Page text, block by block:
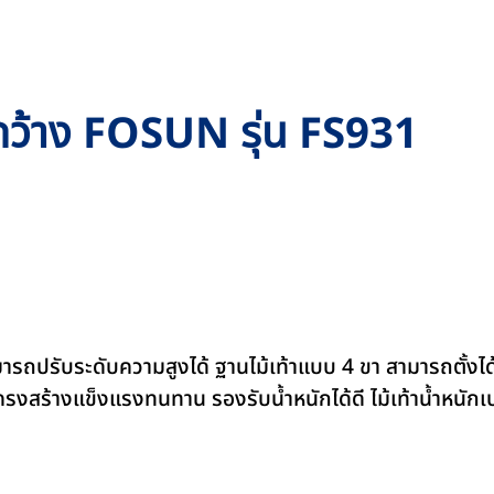
าง FOSUN รุ่น FS931
รถปรับระดับความสูงได้ ฐานไม้เท้าแบบ 4 ขา สามารถ
สร้างแข็งแรงทนทาน รองรับน้ำหนักได้ดี ไม้เท้าน้ำหนักเ